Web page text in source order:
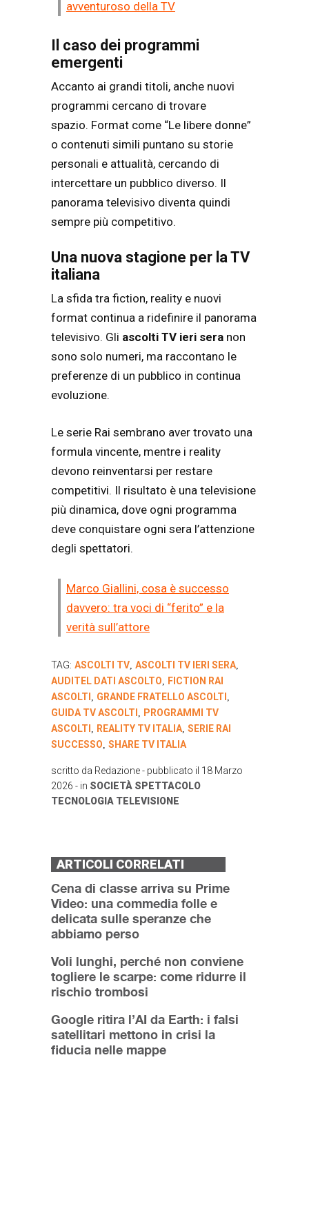
avventuroso della TV
Il caso dei programmi
emergenti
Accanto ai grandi titoli, anche nuovi
programmi cercano di trovare
spazio. Format come “Le libere donne”
o contenuti simili puntano su storie
personali e attualità, cercando di
intercettare un pubblico diverso. Il
panorama televisivo diventa quindi
sempre più competitivo.
Una nuova stagione per la TV
italiana
La sfida tra fiction, reality e nuovi
format continua a ridefinire il panorama
televisivo. Gli ascolti TV ieri sera non
sono solo numeri, ma raccontano le
preferenze di un pubblico in continua
evoluzione.
Le serie Rai sembrano aver trovato una
formula vincente, mentre i reality
devono reinventarsi per restare
competitivi. Il risultato è una televisione
più dinamica, dove ogni programma
deve conquistare ogni sera l’attenzione
degli spettatori.
Marco Giallini, cosa è successo
davvero: tra voci di “ferito” e la
verità sull’attore
TAG: ASCOLTI TV ASCOLTI TV IERI SERA
AUDITEL DATI ASCOLTO
FICTION RAI
ASCOLTI
GRANDE FRATELLO ASCOLTI
GUIDA TV ASCOLTI
PROGRAMMI TV
ASCOLTI
REALITY TV ITALIA SERIE RAI
SUCCESSO SHARE TV ITALIA
scritto da Redazione- pubblicato il 18 Marzo
2026 - in SOCIETÀ SPETTACOLO
TECNOLOGIA TELEVISIONE
ARTICOLI CORRELATI
Cena di classe arriva su Prime
Video: una commedia folle e
delicata sulle speranze che
abbiamo perso
Voli lunghi, perché non conviene
togliere le scarpe: come ridurre il
rischio trombosi
Google ritira l’AI da Earth: i falsi
satellitari mettono in crisi la
fiducia nelle mappe